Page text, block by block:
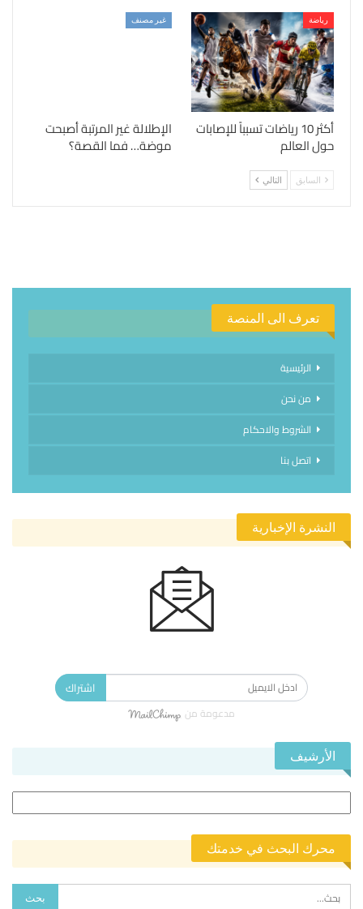
رياضة
أكثر 10 رياضات تسبباً للإصابات
حول العالم
غير مصنف
الإطلالة غير المرتبة أصبحت
موضة… فما القصة؟
السابق التالي
تعرف الى المنصة
الرئيسية
من نحن
الشروط والاحكام
اتصل بنا
النشرة الإخبارية
اشتراك
مدعومة من
الأرشيف
محرك البحث في خدمتك